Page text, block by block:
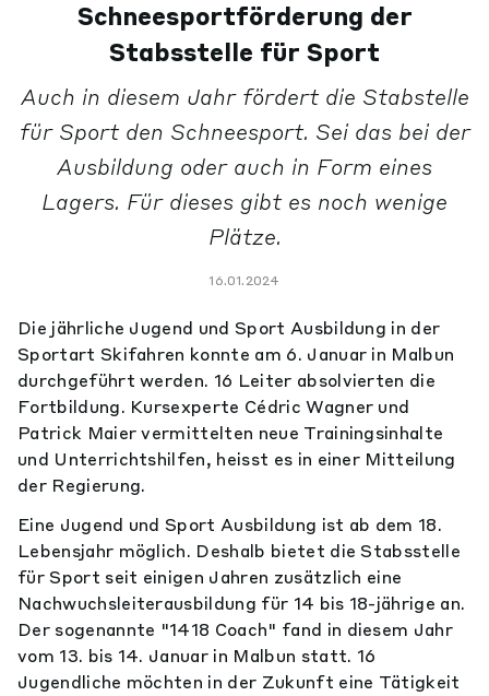
Schneesportförderung der
Stabsstelle für Sport
Auch in diesem Jahr fördert die Stabstelle
für Sport den Schneesport. Sei das bei der
Ausbildung oder auch in Form eines
Lagers. Für dieses gibt es noch wenige
Plätze.
16.01.2024
Die jährliche Jugend und Sport Ausbildung in der
Sportart Skifahren konnte am 6. Januar in Malbun
durchgeführt werden. 16 Leiter absolvierten die
Fortbildung. Kursexperte Cédric Wagner und
Patrick Maier vermittelten neue Trainingsinhalte
und Unterrichtshilfen, heisst es in einer Mitteilung
der Regierung.
Eine Jugend und Sport Ausbildung ist ab dem 18.
Lebensjahr möglich. Deshalb bietet die Stabsstelle
für Sport seit einigen Jahren zusätzlich eine
Nachwuchsleiterausbildung für 14 bis 18-jährige an.
Der sogenannte "1418 Coach" fand in diesem Jahr
vom 13. bis 14. Januar in Malbun statt. 16
Jugendliche möchten in der Zukunft eine Tätigkeit